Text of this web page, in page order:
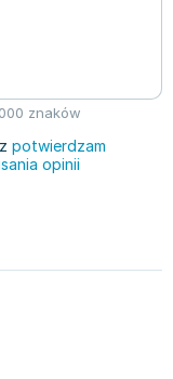
znaków
potwierdzam
opinii